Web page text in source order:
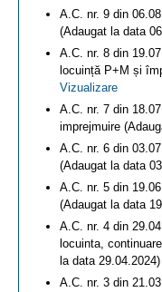
A.C. nr. 9 din
(Adaugat la data
A.C. nr. 8 din
locuință P+M și
Vizualizare
A.C. nr. 7 din
imprejmuire
A.C. nr. 6 din
(Adaugat la data
A.C. nr. 5 din
(Adaugat la data
A.C. nr. 4 din
locuinta,
la data 29.04.2024)
A.C. nr. 3 din